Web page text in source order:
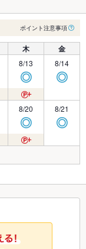
ポイント注意事項
木 金
8/13
◎
8/14
◎
8/20
◎
8/21
◎
◎ ◎
9/3 9/4
9/10